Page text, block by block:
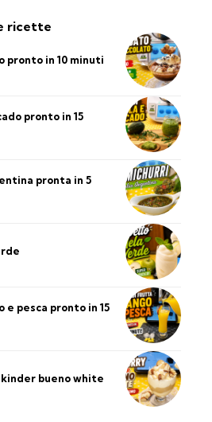
ricette
pronto in 10 minuti
pronto in 15
pronta in 5
pesca pronto in 15
bueno white